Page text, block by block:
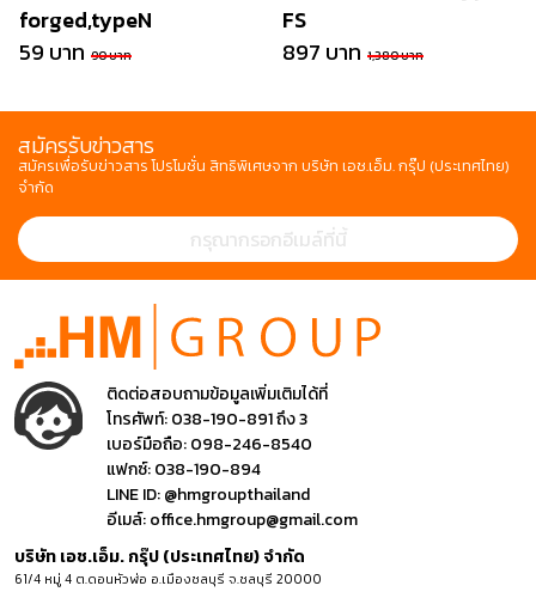
forged,typeN
59 บาท 90 บาท
FS
897 บาท 1,380 บาท
สมัครรับข่าวสาร
สมัครเพื่อรับข่าวสาร โปรโมชั่น สิทธิพิเศษจาก บริษัท เอช.เอ็ม. กรุ๊ป (ประเทศไทย)
จำกัด
ติดต่อสอบถามข้อมูลเพิ่มเติมได้ที่
โทรศัพท์:038-190-891 ถึง 3
เบอร์มือถือ:098-246-8540
แฟกซ์:038-190-894
LINE ID:@hmgroupthailand
อีเมล์:office.hmgroup@gmail.com
บริษัท เอช.เอ็ม. กรุ๊ป (ประเทศไทย) จำกัด
61/4 หมู่ 4 ต.ดอนหัวฬ่อ อ.เมืองชลบุรี จ.ชลบุรี 20000